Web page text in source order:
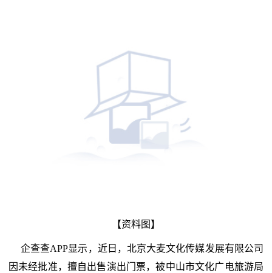
【资料图】
企查查APP显示，近日，北京大麦文化传媒发展有限公司
因未经批准，擅自出售演出门票，被中山市文化广电旅游局